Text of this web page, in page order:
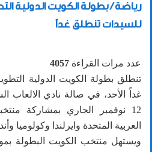
رياضة / بطولة الكويت الدولية
للسيدات تنطلق غداً
عدد مرات القراءة 4057
تنطلق بطولة الكويت الدولية
غداً الأحد، في صالة نادي الالعاب
12 نوفمبر الجاري بمشاركة
العربية المتحدة وايرلندا وكولوميا
ويستهل منتخب الكويت البطولة